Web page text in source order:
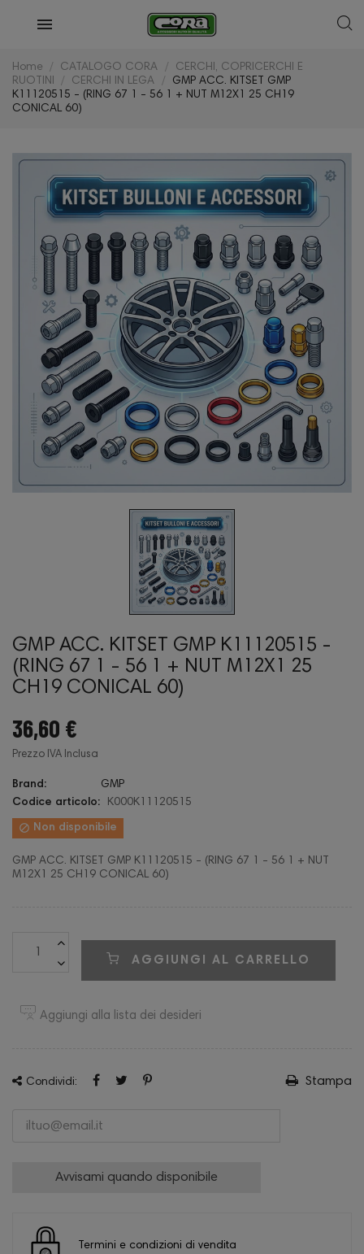
Home CATALOGO CORA
CERCHI, COPRICERCHI E
RUOTINI
CERCHI IN LEGA
GMP ACC. KITSET GMP
K11120515 - (RING 67 1 - 56 1 + NUT M12X1 25 CH19
CONICAL 60)
GMP ACC. KITSET GMP K11120515 -
(RING 67 1 - 56 1 + NUT M12X1 25
CH19 CONICAL 60)
36,60 €
Prezzo IVA Inclusa
Brand:
GMP
Codice articolo:
K000K11120515
 Non disponibile
GMP ACC. KITSET GMP K11120515 - (RING 67 1 - 56 1 + NUT
M12X1 25 CH19 CONICAL 60)
AGGIUNGI AL CARRELLO
Aggiungi alla lista dei desideri
Condividi:
Avvisami quando disponibile
Stampa
Termini e condizioni di vendita